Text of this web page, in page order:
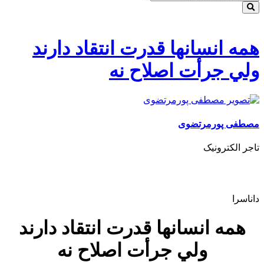
همه انسانها قدرت انتقاد دارند
ولي جرأت اصلاح نه
مصطفی پورمرتضوی
تاجر الکترونیک
داناسرا
همه انسانها قدرت انتقاد دارند
ولي جرأت اصلاح نه